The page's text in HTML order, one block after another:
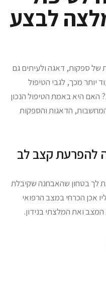
לבצע
ספקות, דאגה ולעיתים גם
מכך, לגבי הטיפול
היא באמת הטיפול הנכון
הדאגות והספקות
להפרעת קצב לב
בטחון שהאבחנה שקיבלת
אכן הכרחי במצב הרפואי
ואת המלצתי בנידון.